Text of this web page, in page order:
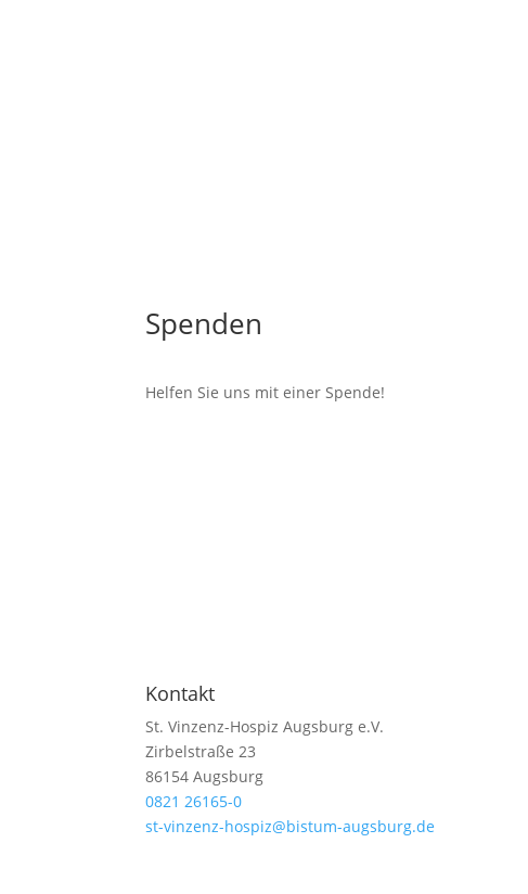
Spenden
Helfen Sie uns mit einer Spende!
Kontakt
St. Vinzenz-Hospiz Augsburg e.V.
Zirbelstraße 23
86154 Augsburg
0821 26165-0
st-vinzenz-hospiz@bistum-augsburg.de